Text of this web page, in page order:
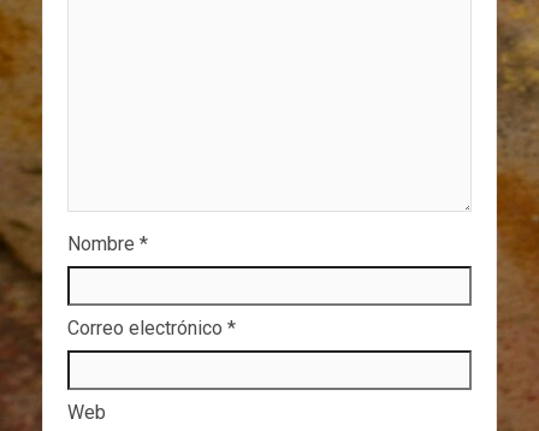
Nombre *
Correo electrónico *
Web